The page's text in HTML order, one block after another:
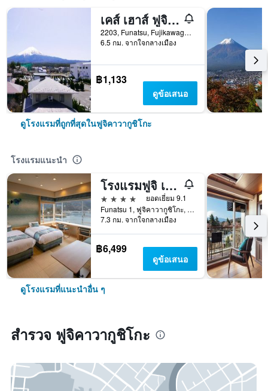
เคส์ เฮาส์ ฟูจิ วิว - โฮสเทล
2203, Funatsu, Fujikawaguchiko-machi Minamitsuru-gun, ฟูจิคาวากูชิโกะ, ญี่ปุ่น
6.5 กม. จากใจกลางเมือง
฿1,133
ดูข้อเสนอ
ดูโรงแรมที่ถูกที่สุดในฟูจิคาวากูชิโกะ
โรงแรมแนะนำ
โรงแรมฟูจิ เลค
4 ดาว
ยอดเยี่ยม 9.1
Funatsu 1, ฟูจิคาวากูชิโกะ, ญี่ปุ่น
7.3 กม. จากใจกลางเมือง
฿6,499
ดูข้อเสนอ
ดูโรงแรมที่แนะนำอื่น ๆ
สำรวจ ฟูจิคาวากูชิโกะ